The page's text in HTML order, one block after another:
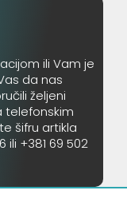
ili Vam je
da nas
željeni
telefonskim
šifru artikla
ili +381 69 502